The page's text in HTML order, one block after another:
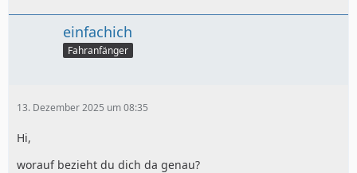
einfachich
Fahranfänger
13. Dezember 2025 um 08:35
Hi,
worauf bezieht du dich da genau?